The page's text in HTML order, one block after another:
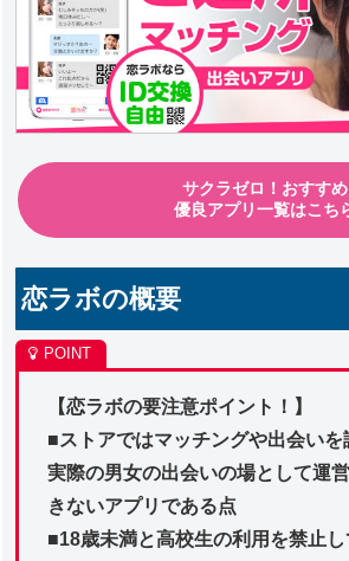
サクラゼロ！おすすめ
優良アプリ一覧はこち
恋ラボの概要
【恋ラボの要注意ポイント！】
■ストアではマッチングや出会いを
実際の男女の出会いの場として運
きないアプリである点
■18歳未満と高校生の利用を禁止